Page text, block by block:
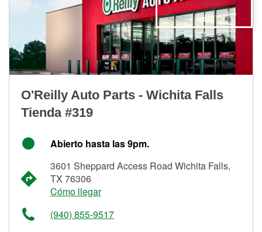
O'Reilly Auto Parts - Wichita Falls
Tienda #319
Abierto hasta las 9pm.
3601 Sheppard Access Road Wichita Falls,
TX 76306
Cómo llegar
(940) 855-9517